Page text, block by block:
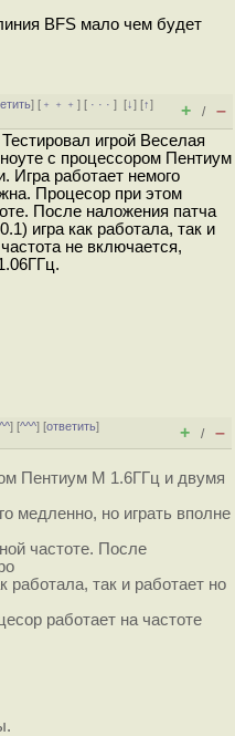
BFS мало чем будет
] [ ﹢﹢﹢] [ · · ·][↓] [↑]
+ / –
игрой Веселая
с процессором Пентиум
Игра работает немого
Процесор при этом
После наложения патча
игра как работала, так и
не включается,
^^] [^^^] [ответить]
+ / –
Пентиум М 1.6ГГц и двумя
медленно, но играть вполне
частоте. После
работала, так и работает но
работает на частоте